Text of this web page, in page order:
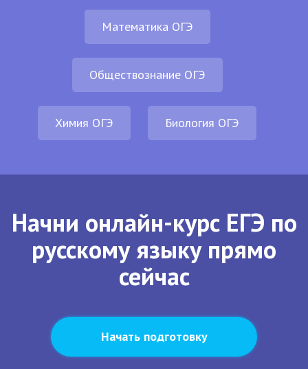
Математика ОГЭ
Обществознание ОГЭ
Химия ОГЭ Биология ОГЭ
Начни онлайн-курс ЕГЭ по
русскому языку прямо
сейчас
Начать подготовку